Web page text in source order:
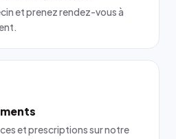
et prenez rendez-vous à
et prescriptions sur notre